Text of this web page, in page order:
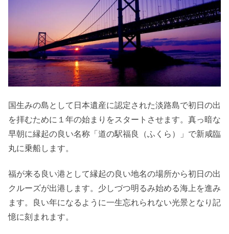
国生みの島として日本遺産に認定された淡路島で初日の出
を拝むために１年の始まりをスタートさせます。真っ暗な
早朝に縁起の良い名称「道の駅福良（ふくら）」で新咸臨
丸に乗船します。
福が来る良い港として縁起の良い地名の場所から初日の出
クルーズが出港します。少しづつ明るみ始める海上を進み
ます。良い年になるように一生忘れられない光景となり記
憶に刻まれます。